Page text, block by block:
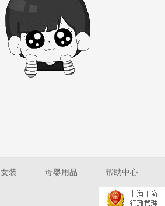
女装 母婴用品 帮助中心